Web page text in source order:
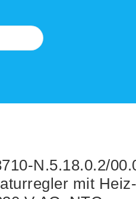
N.5.18.0.2/
mit